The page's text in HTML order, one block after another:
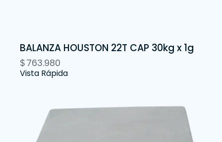
BALANZA HOUSTON 22T CAP 30kg x 1g
$763.980
Vista Rápida